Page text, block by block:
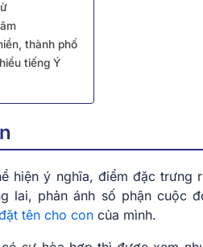
thành phố
tiếng Ý
hiện ý nghĩa, điểm đặc trưng
lai, phản ánh số phận cuộc
tên cho con của mình.